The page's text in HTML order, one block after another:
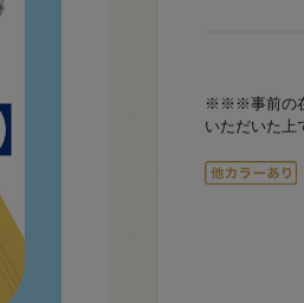
※※※事前の
いただいた上